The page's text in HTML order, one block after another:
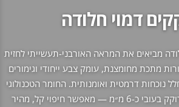
דמוי חלודה
מביאים את המראה האורבני-תעשייתי לחזית
מתכת מחומצנת, עומק צבע ייחודי וגימורים
נוכחות דרמטית ואומנותית. החומר הטכנולוגי
המתקדם — פורצלן מדוקק בעובי כ-6 מ״מ — מאפשר חיפוי קל, מהיר